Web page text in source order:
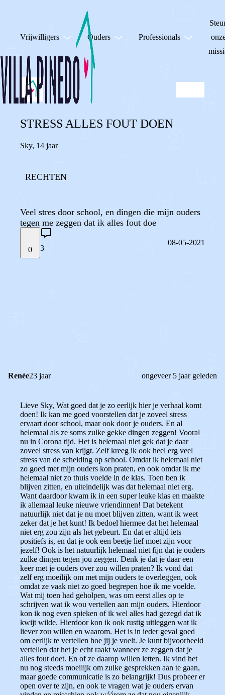
Vrijwilligers Ouders Professionals
STRESS ALLES FOUT DOEN
Sky, 14 jaar
RECHTEN
Veel stres door school, en dingen die mijn ouders
tegen me zeggen dat ik alles fout doe
0 3
08-05-2021
Renée23 jaar ongeveer 5 jaar geleden
Lieve Sky, Wat goed dat je zo eerlijk hier je verhaal komt
doen! Ik kan me goed voorstellen dat je zoveel stress
ervaart door school, maar ook door je ouders. En al
helemaal als ze soms zulke gekke dingen zeggen! Vooral
nu in Corona tijd. Het is helemaal niet gek dat je daar
zoveel stress van krijgt. Zelf kreeg ik ook heel erg veel
stress van de scheiding op school. Omdat ik helemaal niet
zo goed met mijn ouders kon praten, en ook omdat ik me
helemaal niet zo thuis voelde in de klas. Toen ben ik
blijven zitten, en uiteindelijk was dat helemaal niet erg.
Want daardoor kwam ik in een super leuke klas en maakte
ik allemaal leuke nieuwe vriendinnen! Dat betekent
natuurlijk niet dat je nu moet blijven zitten, want ik weet
zeker dat je het kunt! Ik bedoel hiermee dat het helemaal
niet erg zou zijn als het gebeurt. En dat er altijd iets
positiefs is, en dat je ook een beetje lief moet zijn voor
jezelf! Ook is het natuurlijk helemaal niet fijn dat je ouders
zulke dingen tegen jou zeggen. Denk je dat je daar een
keer met je ouders over zou willen praten? Ik vond dat
zelf erg moeilijk om met mijn ouders te overleggen, ook
omdat ze vaak niet zo goed begrepen hoe ik me voelde.
Wat mij toen had geholpen, was om eerst alles op te
schrijven wat ik wou vertellen aan mijn ouders. Hierdoor
kon ik nog even spieken of ik wel alles had gezegd dat ik
kwijt wilde. Hierdoor kon ik ook rustig uitleggen wat ik
liever zou willen en waarom. Het is in ieder geval goed
om eerlijk te vertellen hoe jij je voelt. Je kunt bijvoorbeeld
vertellen dat het je echt raakt wanneer ze zeggen dat je
alles fout doet. En of ze daarop willen letten. Ik vind het
nu nog steeds moeilijk om zulke gesprekken aan te gaan,
maar goede communicatie is zo belangrijk! Dus probeer er
open over te zijn, en ook te vragen wat je ouders ervan